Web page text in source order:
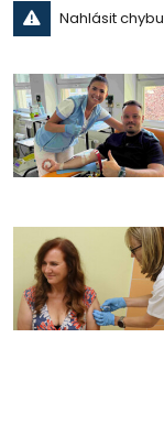
Nahlásit chybu